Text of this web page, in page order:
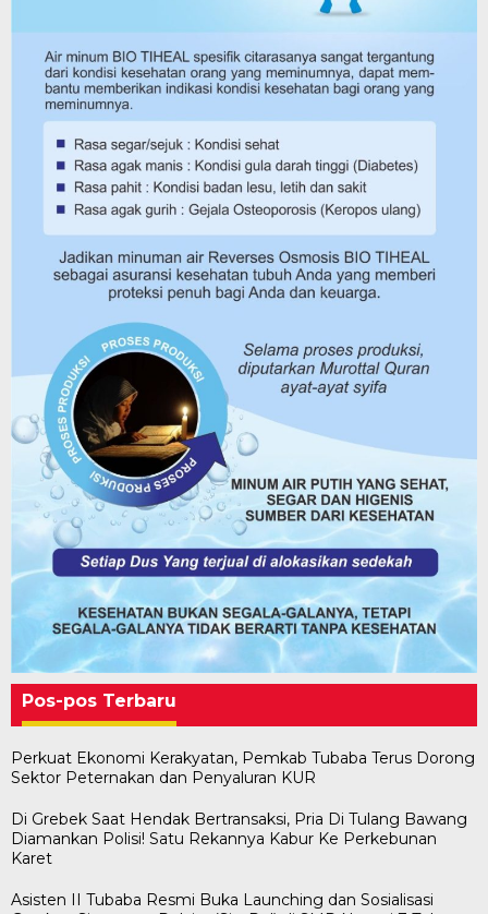
Pos-pos Terbaru
Perkuat Ekonomi Kerakyatan, Pemkab Tubaba Terus Dorong
Sektor Peternakan dan Penyaluran KUR
Di Grebek Saat Hendak Bertransaksi, Pria Di Tulang Bawang
Diamankan Polisi! Satu Rekannya Kabur Ke Perkebunan
Karet
Asisten II Tubaba Resmi Buka Launching dan Sosialisasi